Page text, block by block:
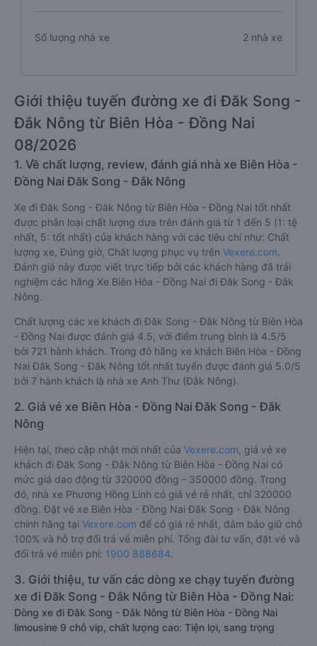
Số lượng nhà xe 2 nhà xe
Giới thiệu tuyến đường xe đi Đăk Song -
Đắk Nông từ Biên Hòa - Đồng Nai
08/2026
1. Về chất lượng, review, đánh giá nhà xe Biên Hòa -
Đồng Nai Đăk Song - Đắk Nông
Xe đi Đăk Song - Đắk Nông từ Biên Hòa - Đồng Nai tốt nhất
được phân loại chất lượng dựa trên đánh giá từ 1 đến 5 (1: tệ
nhất, 5: tốt nhất) của khách hàng với các tiêu chí như: Chất
lượng xe, Đúng giờ, Chất lượng phục vụ trên Vexere.com.
Đánh giá này được viết trực tiếp bởi các khách hàng đã trải
nghiệm các hãng Xe Biên Hòa - Đồng Nai đi Đăk Song - Đắk
Nông.
Chất lượng các xe khách đi Đăk Song - Đắk Nông từ Biên Hòa
- Đồng Nai được đánh giá 4.5, với điểm trung bình là 4.5/5
bởi 721 hành khách. Trong đó hãng xe khách Biên Hòa - Đồng
Nai Đăk Song - Đắk Nông tốt nhất tuyến được đánh giá 5.0/5
bởi 7 hành khách là nhà xe Anh Thư (Đắk Nông).
2. Giá vé xe Biên Hòa - Đồng Nai Đăk Song - Đắk
Nông
Hiện tại, theo cập nhật mới nhất của Vexere.com , giá vé xe
khách đi Đăk Song - Đắk Nông từ Biên Hòa - Đồng Nai có
mức giá dao động từ 320000 đồng - 350000 đồng. Trong
đó, nhà xe Phương Hồng Linh có giá vé rẻ nhất, chỉ 320000
đồng. Đặt vé xe Biên Hòa - Đồng Nai Đăk Song - Đắk Nông
chính hãng tại Vexere.com để có giá rẻ nhất, đảm bảo giữ chỗ
100% và hỗ trợ đổi trả vé miễn phí. Tổng đài tư vấn, đặt vé và
đổi trả vé miễn phí: 1900 888684.
3. Giới thiệu, tư vấn các dòng xe chạy tuyến đường
xe đi Đăk Song - Đắk Nông từ Biên Hòa - Đồng Nai:
Dòng xe đi Đăk Song - Đắk Nông từ Biên Hòa - Đồng Nai
limousine 9 chỗ vip, chất lượng cao: Tiện lợi, sang trọng